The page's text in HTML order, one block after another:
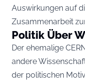
Auswirkungen auf
Zusammenarbeit
Politik Über
Der ehemalige
andere
der politischen